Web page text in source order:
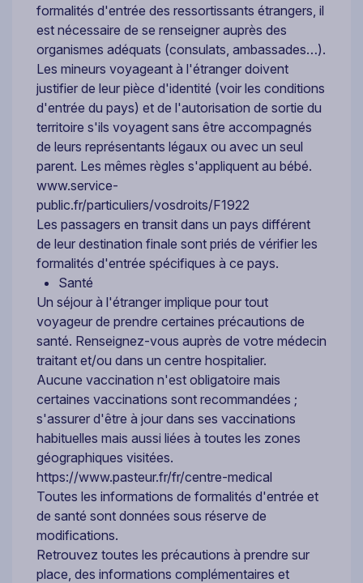
formalités d'entrée des ressortissants étrangers, il
est nécessaire de se renseigner auprès des
organismes adéquats (consulats, ambassades…).
Les mineurs voyageant à l'étranger doivent
justifier de leur pièce d'identité (voir les conditions
d'entrée du pays) et de l'autorisation de sortie du
territoire s'ils voyagent sans être accompagnés
de leurs représentants légaux ou avec un seul
parent. Les mêmes règles s'appliquent au bébé.
www.service-
public.fr/particuliers/vosdroits/F1922
Les passagers en transit dans un pays différent
de leur destination finale sont priés de vérifier les
formalités d'entrée spécifiques à ce pays.
Santé
Un séjour à l'étranger implique pour tout
voyageur de prendre certaines précautions de
santé. Renseignez-vous auprès de votre médecin
traitant et/ou dans un centre hospitalier.
Aucune vaccination n'est obligatoire mais
certaines vaccinations sont recommandées ;
s'assurer d'être à jour dans ses vaccinations
habituelles mais aussi liées à toutes les zones
géographiques visitées.
https://www.pasteur.fr/fr/centre-medical
Toutes les informations de formalités d'entrée et
de santé sont données sous réserve de
modifications.
Retrouvez toutes les précautions à prendre sur
place, des informations complémentaires et